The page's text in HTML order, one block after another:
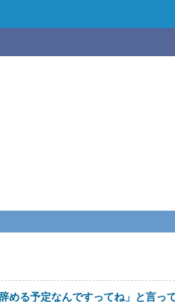
める予定なんですってね」と言っ